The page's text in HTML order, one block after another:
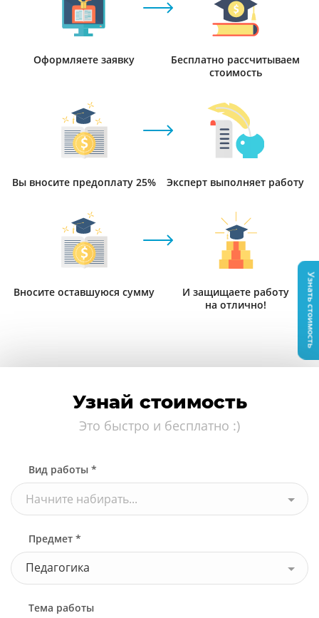
Оформляете заявку
Бесплатно рассчитываем
стоимость
Вы вносите предоплату 25% Эксперт выполняет работу
Вносите оставшуюся сумму
И защищаете работу
на отлично!
Узнай стоимость
Это быстро и бесплатно :)
Вид работы *
Начните набирать...
Предмет *
Педагогика
Тема работы
Узнать стоимость